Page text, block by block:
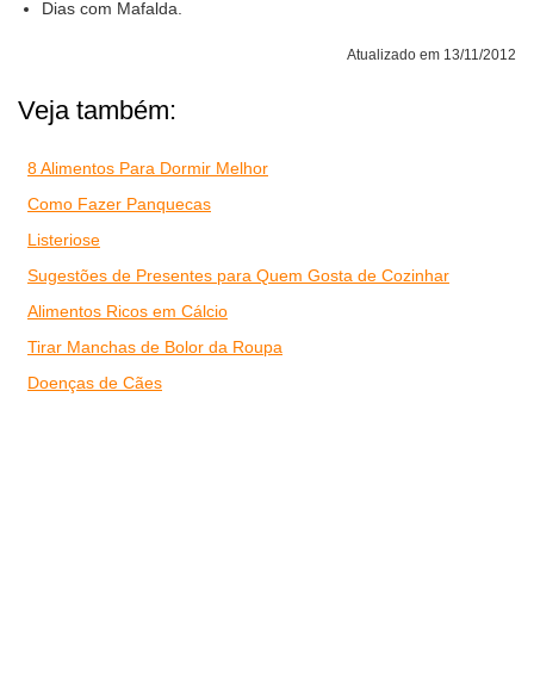
Dias com Mafalda.
Atualizado em 13/11/2012
Veja também:
8 Alimentos Para Dormir Melhor
Como Fazer Panquecas
Listeriose
Sugestões de Presentes para Quem Gosta de Cozinhar
Alimentos Ricos em Cálcio
Tirar Manchas de Bolor da Roupa
Doenças de Cães